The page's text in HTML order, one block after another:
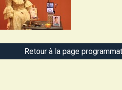
Retour à la page